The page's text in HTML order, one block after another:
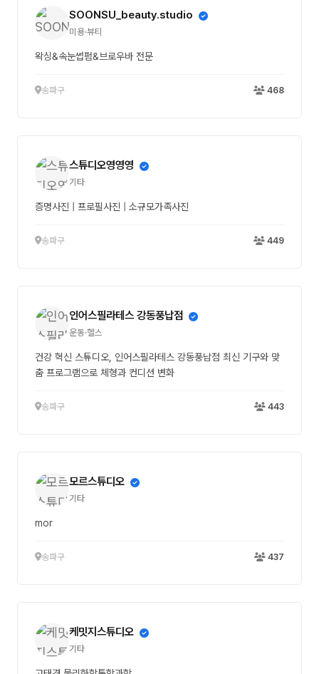
SOONSU_beauty.studio
미용·뷰티
왁싱&속눈썹펌&브로우바 전문
송파구 468
스튜디오영영영
기타
증명사진 | 프로필사진 | 소규모가족사진
송파구 449
인어스필라테스 강동풍납점
운동·헬스
건강 혁신 스튜디오, 인어스필라테스 강동풍납점 최신 기구와 맞
춤 프로그램으로 체형과 컨디션 변화
송파구 443
모르스튜디오
기타
mor
송파구 437
케밋지스튜디오
기타